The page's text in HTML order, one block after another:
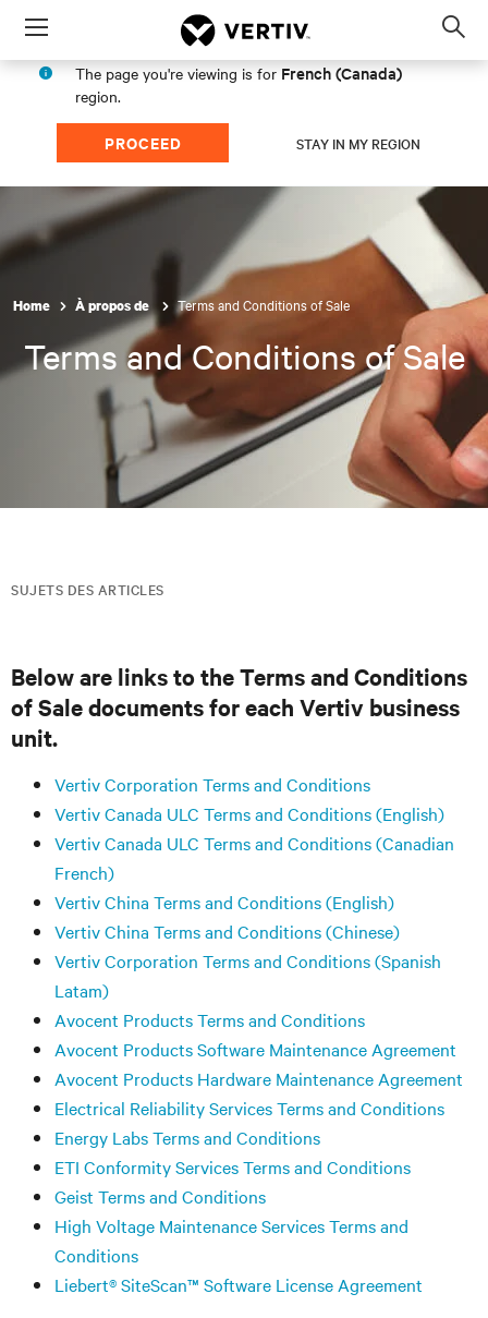
Menu
The page you're viewing is for French (Canada)
region.
PROCEED STAY IN MY REGION
Home À propos de Terms and Conditions of Sale
Terms and Conditions of Sale
SUJETS DES ARTICLES
Below are links to the Terms and Conditions
of Sale documents for each Vertiv business
unit.
Vertiv Corporation Terms and Conditions
Vertiv Canada ULC Terms and Conditions (English)
Vertiv Canada ULC Terms and Conditions (Canadian
French)
Vertiv China Terms and Conditions (English)
Vertiv China Terms and Conditions (Chinese)
Vertiv Corporation Terms and Conditions (Spanish
Latam)
Avocent Products Terms and Conditions
Avocent Products Software Maintenance Agreement
Avocent Products Hardware Maintenance Agreement
Electrical Reliability Services Terms and Conditions
Energy Labs Terms and Conditions
ETI Conformity Services Terms and Conditions
Geist Terms and Conditions
High Voltage Maintenance Services Terms and
Conditions
Liebert® SiteScan™ Software License Agreement